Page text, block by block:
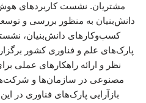
مشتریان. نشست کاربردهای
دانش‌بنیان به منظور بررسی و
کسب‌وکارهای دانش‌بنیان،
پارک‌های علم و فناوری کشور
نظر و ارائه راهکارهای عملی
مصنوعی در سازمان‌ها و
بازآرایی پارک‌های فناوری در